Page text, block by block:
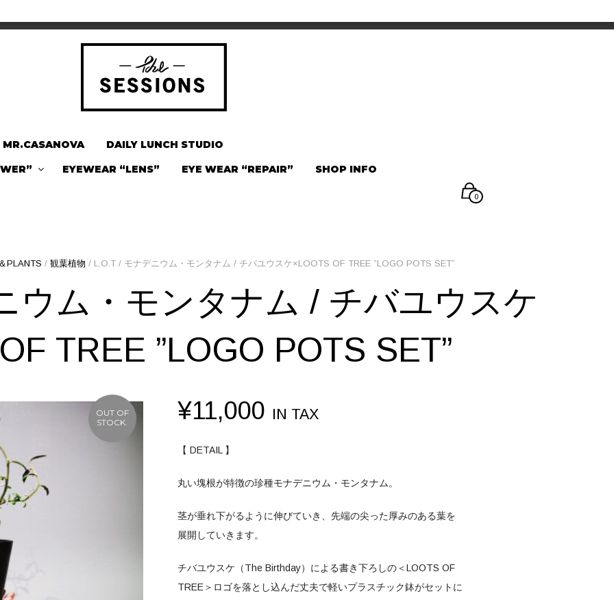
MR.CASANOVA
DAILY LUNCH STUDIO
EYEWEAR “LENS” EYE WEAR “REPAIR” SHOP INFO
0
PLANTS / 観葉植物 / L.O.T / モナデニウム・モンタナム / チバユウスケ×LOOTS OF TREE ”LOGO POTS SET”
ウム・モンタナム / チバユウスケ
TREE ”LOGO POTS SET”
OUT OF
STOCK.
¥11,000 IN TAX
【 DETAIL 】
丸い塊根が特徴の珍種モナデニウム・モンタナム。
茎が垂れ下がるように伸びていき、先端の尖った厚みのある葉を
展開していきます。
チバユウスケ（The Birthday）による書き下ろしの＜LOOTS OF
TREE＞ロゴを落とし込んだ丈夫で軽いプラスチック鉢がセットに